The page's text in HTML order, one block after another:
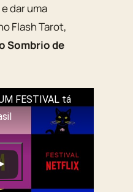
e dar uma
Flash Tarot,
Sombrio de
FESTIVAL tá